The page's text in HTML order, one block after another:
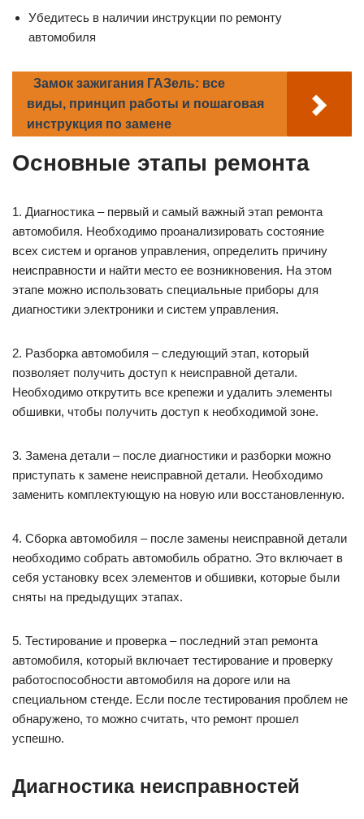
Убедитесь в наличии инструкции по ремонту
автомобиля
Замок зажигания ГАЗель: все
виды, принцип работы и пошаговая
инструкция по замене
Основные этапы ремонта
1. Диагностика – первый и самый важный этап ремонта
автомобиля. Необходимо проанализировать состояние
всех систем и органов управления, определить причину
неисправности и найти место ее возникновения. На этом
этапе можно использовать специальные приборы для
диагностики электроники и систем управления.
2. Разборка автомобиля – следующий этап, который
позволяет получить доступ к неисправной детали.
Необходимо открутить все крепежи и удалить элементы
обшивки, чтобы получить доступ к необходимой зоне.
3. Замена детали – после диагностики и разборки можно
приступать к замене неисправной детали. Необходимо
заменить комплектующую на новую или восстановленную.
4. Сборка автомобиля – после замены неисправной детали
необходимо собрать автомобиль обратно. Это включает в
себя установку всех элементов и обшивки, которые были
сняты на предыдущих этапах.
5. Тестирование и проверка – последний этап ремонта
автомобиля, который включает тестирование и проверку
работоспособности автомобиля на дороге или на
специальном стенде. Если после тестирования проблем не
обнаружено, то можно считать, что ремонт прошел
успешно.
Диагностика неисправностей